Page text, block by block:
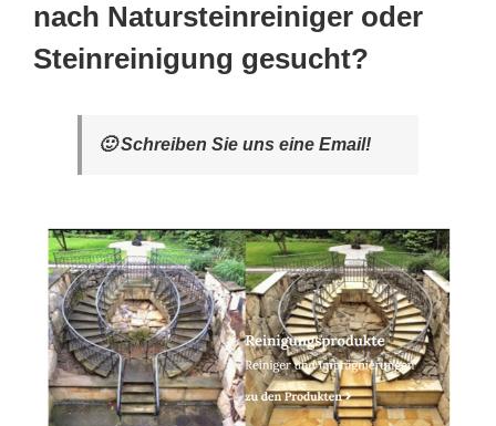
nach Natursteinreiniger oder
Steinreinigung gesucht?
🙂 Schreiben Sie uns eine Email!